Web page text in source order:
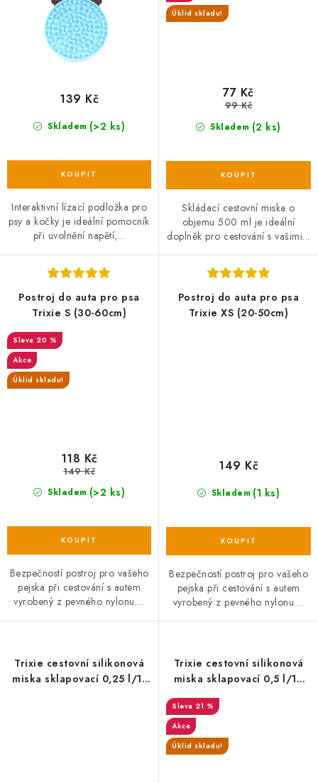
Skladem (>2 ks)
139 Kč
Interaktivní lízací podložka pro
psy a kočky je ideální pomocník
při uvolnění napětí,...
Úklid skladu!
Skladem (2 ks)
77 Kč
99 Kč
Skládací cestovní miska o
objemu 500 ml je ideální
doplněk pro cestování s vašimi...
Postroj do auta pro psa
Trixie S (30-60cm)
20 %
Akce
Úklid skladu!
Skladem (>2 ks)
118 Kč
149 Kč
Bezpečností postroj pro vašeho
pejska při cestování s autem
vyrobený z pevného nylonu....
Postroj do auta pro psa
Trixie XS (20-50cm)
Skladem (1 ks)
149 Kč
Bezpečností postroj pro vašeho
pejska při cestování s autem
vyrobený z pevného nylonu....
Trixie cestovní silikonová
miska sklapovací 0,25 l/11
Trixie cestovní silikonová
miska sklapovací 0,5 l/14
21 %
Akce
Úklid skladu!